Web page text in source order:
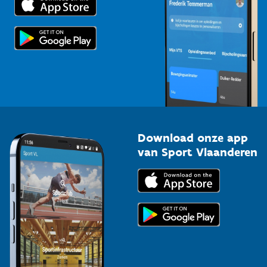
Topsporters
Voor de pers
Download onze app
van Sport Vlaanderen